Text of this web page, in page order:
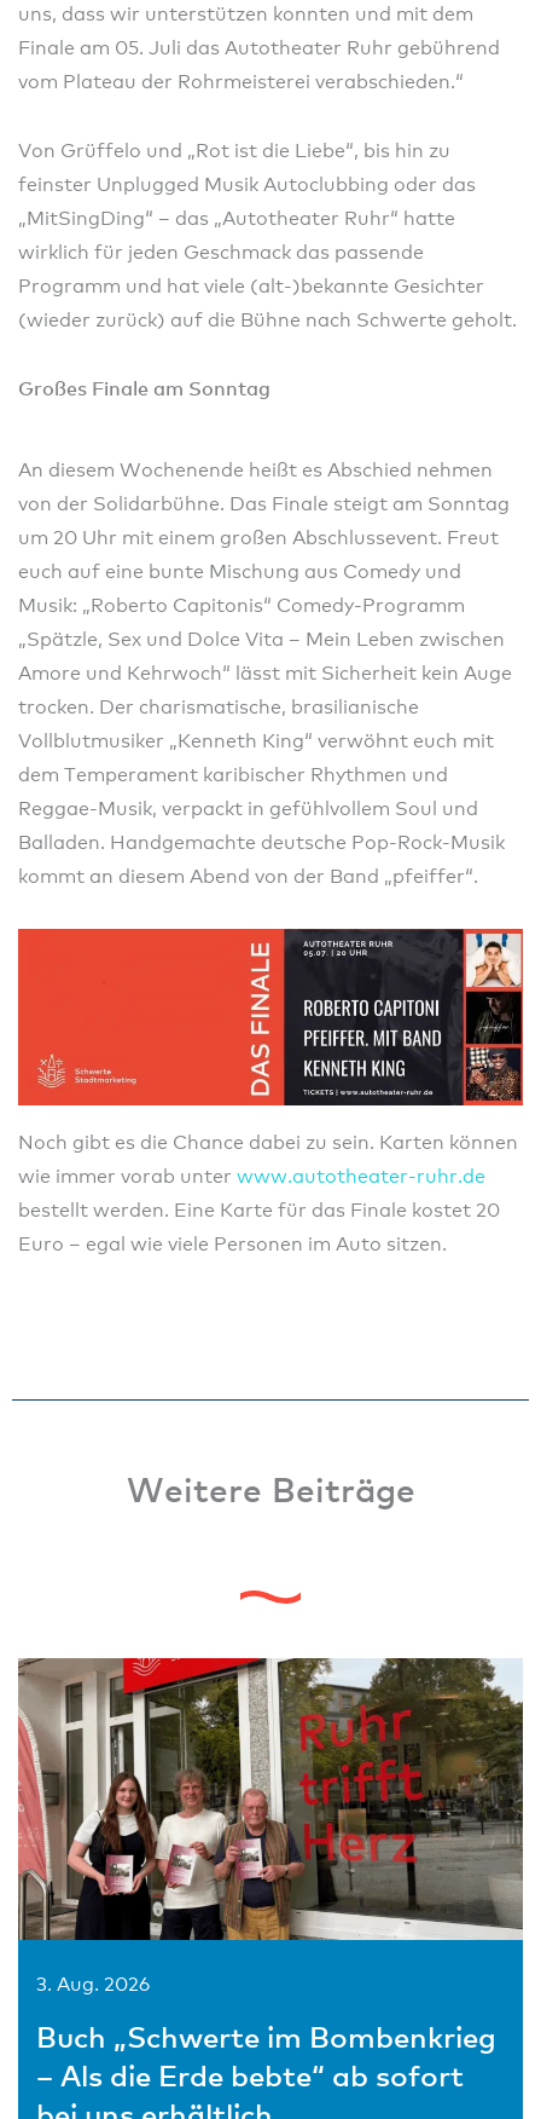
uns, dass wir unterstützen konnten und mit dem
Finale am 05. Juli das Autotheater Ruhr gebührend
vom Plateau der Rohrmeisterei verabschieden.“
Von Grüffelo und „Rot ist die Liebe“, bis hin zu
feinster Unplugged Musik Autoclubbing oder das
„MitSingDing“ – das „Autotheater Ruhr“ hatte
wirklich für jeden Geschmack das passende
Programm und hat viele (alt-)bekannte Gesichter
(wieder zurück) auf die Bühne nach Schwerte geholt.
Großes Finale am Sonntag
An diesem Wochenende heißt es Abschied nehmen
von der Solidarbühne. Das Finale steigt am Sonntag
um 20 Uhr mit einem großen Abschlussevent. Freut
euch auf eine bunte Mischung aus Comedy und
Musik: „Roberto Capitonis“ Comedy-Programm
„Spätzle, Sex und Dolce Vita – Mein Leben zwischen
Amore und Kehrwoch“ lässt mit Sicherheit kein Auge
trocken. Der charismatische, brasilianische
Vollblutmusiker „Kenneth King“ verwöhnt euch mit
dem Temperament karibischer Rhythmen und
Reggae-Musik, verpackt in gefühlvollem Soul und
Balladen. Handgemachte deutsche Pop-Rock-Musik
kommt an diesem Abend von der Band „pfeiffer“.
Noch gibt es die Chance dabei zu sein. Karten können
wie immer vorab unter www.autotheater-ruhr.de
bestellt werden. Eine Karte für das Finale kostet 20
Euro – egal wie viele Personen im Auto sitzen.
Weitere Beiträge
3. Aug. 2026
Buch „Schwerte im Bombenkrieg
– Als die Erde bebte“ ab sofort